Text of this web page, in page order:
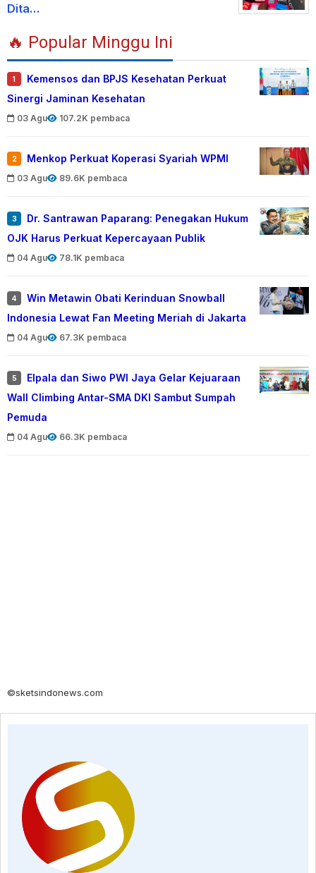
Dita…
🔥 Popular Minggu Ini
1
Kemensos dan BPJS Kesehatan Perkuat
Sinergi Jaminan Kesehatan
03 Agu 107.2K pembaca
2 Menkop Perkuat Koperasi Syariah WPMI
03 Agu 89.6K pembaca
3
Dr. Santrawan Paparang: Penegakan Hukum
OJK Harus Perkuat Kepercayaan Publik
04 Agu 78.1K pembaca
4
Win Metawin Obati Kerinduan Snowball
Indonesia Lewat Fan Meeting Meriah di Jakarta
04 Agu 67.3K pembaca
5
Elpala dan Siwo PWI Jaya Gelar Kejuaraan
Wall Climbing Antar-SMA DKI Sambut Sumpah
Pemuda
04 Agu 66.3K pembaca
©sketsindonews.com